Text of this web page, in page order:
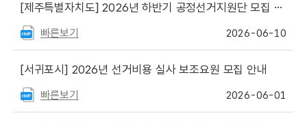
[제주특별자치도] 2026년 하반기 공정선거지원단 모집 안내
빠른보기 2026-06-10
[서귀포시] 2026년 선거비용 실사 보조요원 모집 안내
빠른보기 2026-06-01